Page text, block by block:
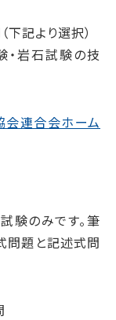
記より選択）
・岩石試験の技
連合会ホーム
験のみです。筆
問題と記述式問